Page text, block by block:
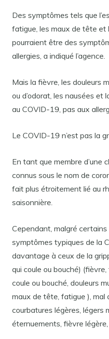
Des symptômes tels que
fatigue, les maux de tête et
pourraient être des
allergies, a indiqué l’agence.
Mais la fièvre, les douleurs
ou d’odorat, les nausées et
au COVID-19, pas aux
Le COVID-19 n’est pas la
En tant que membre d’une
connus sous le nom de
fait plus étroitement lié au
saisonnière.
Cependant, malgré
symptômes typiques de la
davantage à ceux de la
qui coule ou bouché)
coule ou bouché, douleurs
maux de tête, fatigue ), mal
courbatures légères, légers
éternuements, fièvre légère,